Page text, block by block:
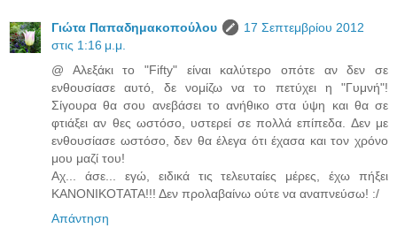
Γιώτα Παπαδημακοπούλου
17 Σεπτεμβρίου 2012
στις 1:16 μ.μ.
@ Αλεξάκι το "Fifty" είναι καλύτερο οπότε αν δεν σε
ενθουσίασε αυτό, δε νομίζω να το πετύχει η "Γυμνή"!
Σίγουρα θα σου ανεβάσει το ανήθικο στα ύψη και θα σε
φτιάξει αν θες ωστόσο, υστερεί σε πολλά επίπεδα. Δεν με
ενθουσίασε ωστόσο, δεν θα έλεγα ότι έχασα και τον χρόνο
μου μαζί του!
Αχ... άσε... εγώ, ειδικά τις τελευταίες μέρες, έχω πήξει
ΚΑΝΟΝΙΚΟΤΑΤΑ!!! Δεν προλαβαίνω ούτε να αναπνεύσω! :/
Απάντηση